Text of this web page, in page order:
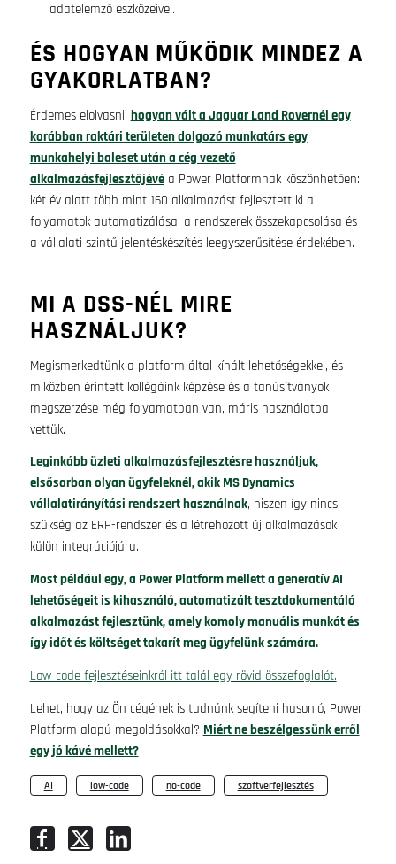
adatelemző eszközeivel.
ÉS HOGYAN MŰKÖDIK MINDEZ A
GYAKORLATBAN?
Érdemes elolvasni, hogyan vált a Jaguar Land Rovernél egy
korábban raktári területen dolgozó munkatárs egy
munkahelyi baleset után a cég vezető
alkalmazásfejlesztőjévéa Power Platformnak köszönhetően:
két év alatt több mint 160 alkalmazást fejlesztett ki a
folyamatok automatizálása, a rendszerek összekapcsolása és
a vállalati szintű jelentéskészítés leegyszerűsítése érdekében.
MI A DSS-NÉL MIRE
HASZNÁLJUK?
Megismerkedtünk a platform által kínált lehetőségekkel, és
miközben érintett kollégáink képzése és a tanúsítványok
megszerzése még folyamatban van, máris használatba
vettük.
Leginkább üzleti alkalmazásfejlesztésre használjuk,
elsősorban olyan ügyfeleknél, akik MS Dynamics
vállalatirányítási rendszert használnak, hiszen így nincs
szükség az ERP-rendszer és a létrehozott új alkalmazások
külön integrációjára.
Most például egy, a Power Platform mellett a generatív AI
lehetőségeit is kihasználó, automatizált tesztdokumentáló
alkalmazást fejlesztünk, amely komoly manuális munkát és
így időt és költséget takarít meg ügyfelünk számára.
Low-code fejlesztéseinkról itt talál egy rövid összefoglalót.
Lehet, hogy az Ön cégének is tudnánk segíteni hasonló, Power
Platform alapú megoldásokkal? Miért ne beszélgessünk erről
egy jó kávé mellett?
AI low-code no-code szoftverfejlesztés